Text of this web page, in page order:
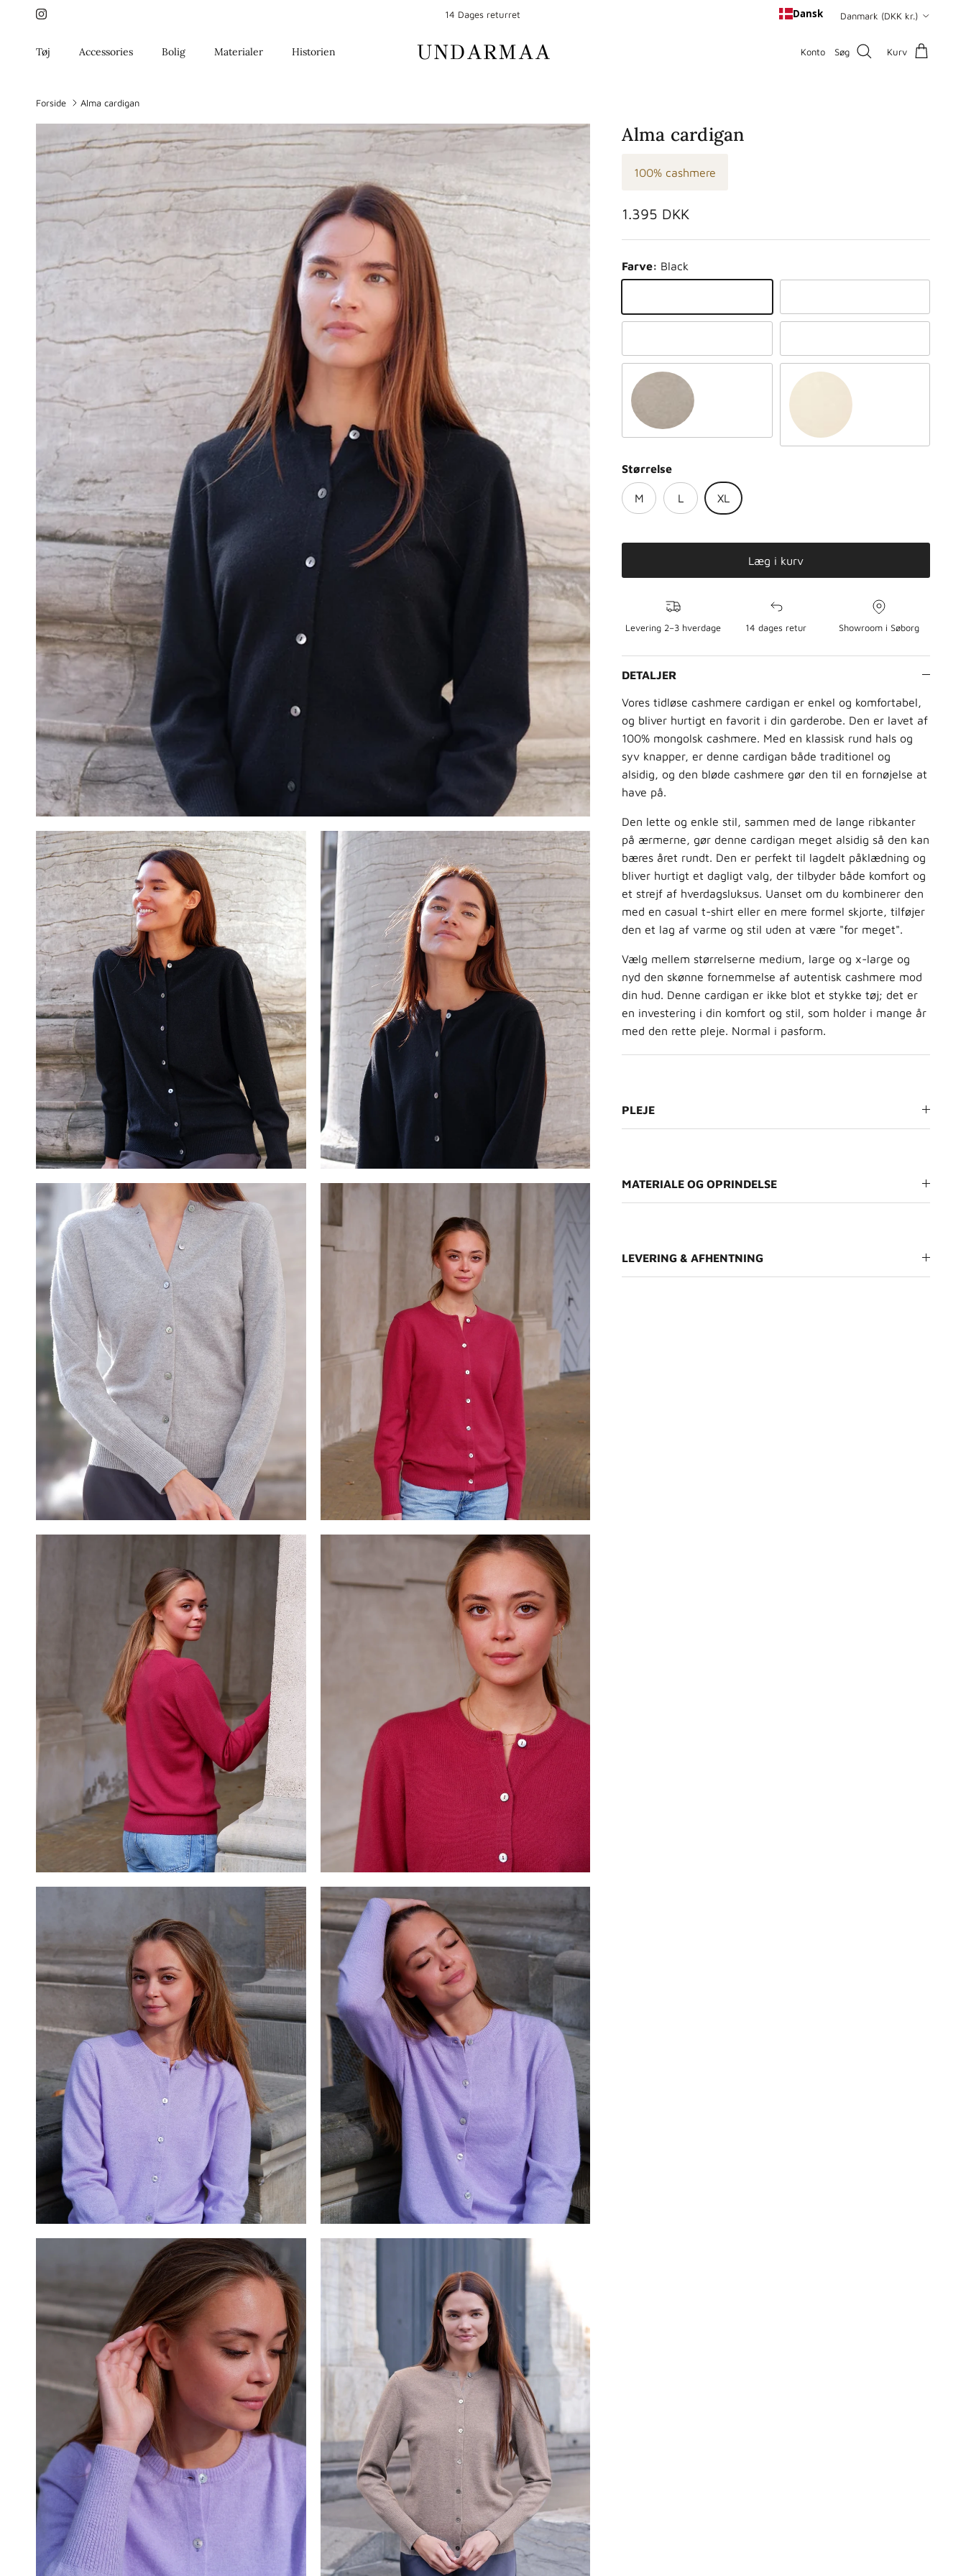
Gå til indhold
Instagram 14 Dages returret Dansk Danmark (DKK kr.)
Tøj Accessories Bolig Materialer Historien Konto Søg Kurv
Forside Alma cardigan
Gå til produktoplysninger Alma cardigan
100% cashmere
Normalpris
1.395 DKK
Farve: Black
Natural taupe Natural sand
Størrelse
M L XL
Læg i kurv
Levering 2–3 hverdage 14 dages retur Showroom i Søborg
DETALJER
Vores tidløse cashmere cardigan er enkel og komfortabel,
og bliver hurtigt en favorit i din garderobe. Den er lavet af
100% mongolsk cashmere. Med en klassisk rund hals og
syv knapper, er denne cardigan både traditionel og
alsidig, og den bløde cashmere gør den til en fornøjelse at
have på.
Den lette og enkle stil, sammen med de lange ribkanter
på ærmerne, gør denne cardigan meget alsidig så den kan
bæres året rundt. Den er perfekt til lagdelt påklædning og
bliver hurtigt et dagligt valg, der tilbyder både komfort og
et strejf af hverdagsluksus. Uanset om du kombinerer den
med en casual t-shirt eller en mere formel skjorte, tilføjer
den et lag af varme og stil uden at være "for meget".
Vælg mellem størrelserne medium, large og x-large og
nyd den skønne fornemmelse af autentisk cashmere mod
din hud. Denne cardigan er ikke blot et stykke tøj; det er
en investering i din komfort og stil, som holder i mange år
med den rette pleje. Normal i pasform.
PLEJE
MATERIALE OG OPRINDELSE
LEVERING & AFHENTNING